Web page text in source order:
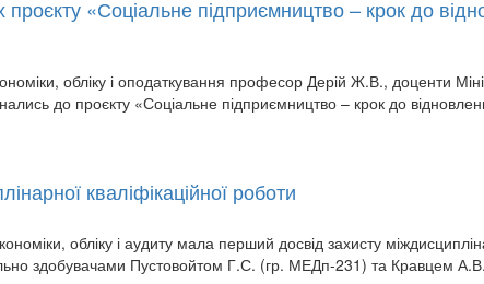
проєкту «Соціальне підприємництво – крок до
обліку і оподаткування професор Дерій Ж.В., доценти
до проєкту «Соціальне підприємництво – крок до
кваліфікаційної роботи
обліку і аудиту мала перший досвід захисту
здобувачами Пустовойтом Г.С. (гр. МЕДп-231) та Кравцем